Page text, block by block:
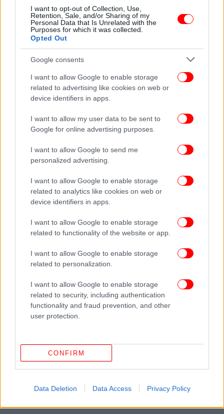
I want to opt-out of Collection, Use,
Retention, Sale, and/or Sharing of my
Personal Data that Is Unrelated with the
Purposes for which it was collected.
Opted Out
Google consents
I want to allow Google to enable storage
related to advertising like cookies on web or
device identifiers in apps.
I want to allow my user data to be sent to
Google for online advertising purposes.
I want to allow Google to send me
personalized advertising.
I want to allow Google to enable storage
related to analytics like cookies on web or
device identifiers in apps.
I want to allow Google to enable storage
related to functionality of the website or app.
I want to allow Google to enable storage
related to personalization.
I want to allow Google to enable storage
related to security, including authentication
functionality and fraud prevention, and other
user protection.
CONFIRM
Data Deletion Data Access Privacy Policy
κοινωνικό μέρισμα για τα 17.000 νοικοκυριά με
λάθη στις αιτήσεις
ΠΟΛΙΤΙΚΗ 09/01/2020 16:08
Δραγασάκης: Η ΝΔ «πετσόκοψε» τις δημόσιες
επενδύσεις και «εξαφάνισε» το κοινωνικό
μέρισμα
Κοινωνικό μέρισμα: Ποιοι μπορούν να κάνουν